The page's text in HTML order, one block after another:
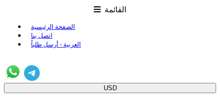
القائمة
الصفحة الرئيسية
اتصل بنا
العربية - أرسل طلباً
USD